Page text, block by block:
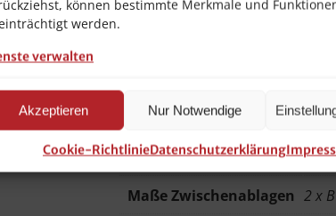
können bestimmte Merkmale und
werden.
verwalten
Akzeptieren Nur Notwendige
Cookie-RichtlinieDatenschutzerklärung
Kühlmittel
Isolierung
Kühlung
Maße Zwischenablagen 2 x